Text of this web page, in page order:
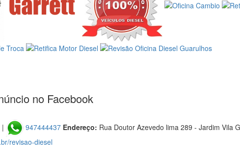
no Facebook
| 947444437 Endereço: Rua Doutor Azevedo lima 289 - Jardim Vila
revisao-diesel